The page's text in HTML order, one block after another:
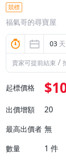
競標
福氣哥的尋寶屋
03 天
賣家可提前結束 /
起標價格
出價增額 20
最高出價者 無
數量 1 件